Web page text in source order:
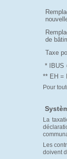
de
Taxe
* IBUS
** EH =
Pour
La
Les
doivent